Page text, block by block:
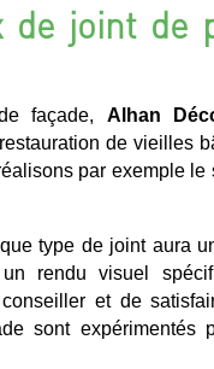
de joint de
façade, Alhan
de vieilles
par exemple le
type de joint aura
rendu visuel
et de
sont expérimentés